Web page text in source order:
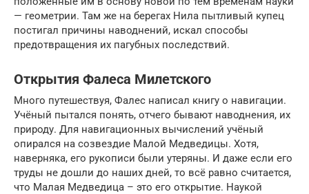
— геометрии. Там же на берегах Нила пытливый купец
постигал причины наводнений, искал способы
предотвращения их пагубных последствий.
Открытия Фалеса Милетского
Много путешествуя, Фалес написал книгу о навигации.
Учёный пытался понять, отчего бывают наводнения, их
природу. Для навигационных вычислений учёный
опирался на созвездие Малой Медведицы. Хотя,
наверняка, его рукописи были утеряны. И даже если его
труды не дошли до наших дней, то всё равно считается,
что Малая Медведица – это его открытие. Наукой